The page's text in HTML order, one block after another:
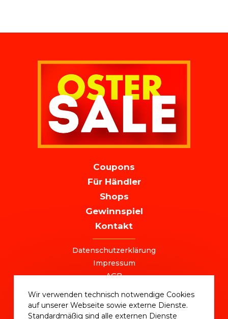
NAVIGATION
Coupons
Für Händler
Shops
Gewinnspiel
Kontakt
Datenschutzerklärung
Impressum
AGB
ostersale@deutschlandvoucher.de
OSTER SALE 2025 – eine Kampagne der
Wir verwenden technisch notwendige Cookies
auf unserer Webseite sowie externe Dienste.
Standardmäßig sind alle externen Dienste